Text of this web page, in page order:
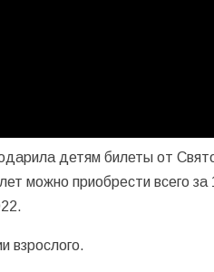
детям билеты от
можно приобрести всего
взрослого.